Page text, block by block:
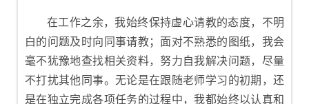
在工作之余，我始终保持虚心请教的态度，不明
白的问题及时向同事请教；面对不熟悉的图纸，我会
毫不犹豫地查找相关资料，努力自我解决问题，尽量
不打扰其他同事。无论是在跟随老师学习的初期，还
是在独立完成各项任务的过程中，我都始终以认真和